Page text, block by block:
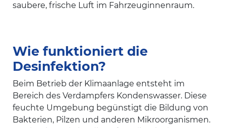
saubere, frische Luft im Fahrzeuginnenraum.
Wie funktioniert die
Desinfektion?
Beim Betrieb der Klimaanlage entsteht im
Bereich des Verdampfers Kondenswasser. Diese
feuchte Umgebung begünstigt die Bildung von
Bakterien, Pilzen und anderen Mikroorganismen.